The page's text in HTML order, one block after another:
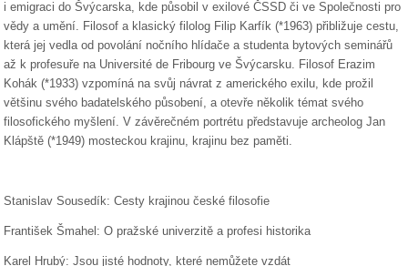
i emigraci do Švýcarska, kde působil v exilové ČSSD či ve Společnosti pro
vědy a umění. Filosof a klasický filolog Filip Karfík (*1963) přibližuje cestu,
která jej vedla od povolání nočního hlídače a studenta bytových seminářů
až k profesuře na Université de Fribourg ve Švýcarsku. Filosof Erazim
Kohák (*1933) vzpomíná na svůj návrat z amerického exilu, kde prožil
většinu svého badatelského působení, a otevře několik témat svého
filosofického myšlení. V závěrečném portrétu představuje archeolog Jan
Klápště (*1949) mosteckou krajinu, krajinu bez paměti.
Stanislav Sousedík: Cesty krajinou české filosofie
František Šmahel: O pražské univerzitě a profesi historika
Karel Hrubý: Jsou jisté hodnoty, které nemůžete vzdát